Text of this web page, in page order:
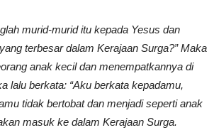
murid-murid itu kepada Yesus dan
terbesar dalam Kerajaan Surga?” Maka
anak kecil dan menempatkannya di
lalu berkata: “Aku berkata kepadamu,
tidak bertobat dan menjadi seperti anak
masuk ke dalam Kerajaan Surga.